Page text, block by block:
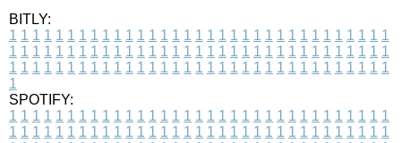
BITLY:
1 1 1 1 1 1 1 1 1 1 1 1 1 1 1 1 1 1 1 1 1 1 1 1 1 1 1 1 1 1 1 1 1
1 1 1 1 1 1 1 1 1 1 1 1 1 1 1 1 1 1 1 1 1 1 1 1 1 1 1 1 1 1 1 1 1
1 1 1 1 1 1 1 1 1 1 1 1 1 1 1 1 1 1 1 1 1 1 1 1 1 1 1 1 1 1 1 1 1
1
SPOTIFY:
1 1 1 1 1 1 1 1 1 1 1 1 1 1 1 1 1 1 1 1 1 1 1 1 1 1 1 1 1 1 1 1 1
1 1 1 1 1 1 1 1 1 1 1 1 1 1 1 1 1 1 1 1 1 1 1 1 1 1 1 1 1 1 1 1 1